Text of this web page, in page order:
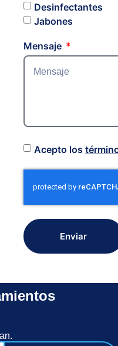
Desinfectantes
Jabones
Mensaje
Acepto los
Enviar